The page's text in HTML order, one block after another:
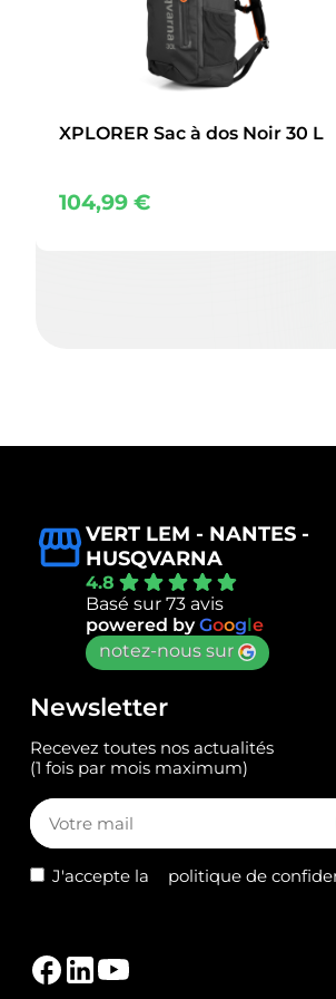
XPLORER Sac à dos Noir 30 L
104,99€
VERT LEM - NANTES -
HUSQVARNA
4.8
Basé sur 73 avis
powered byGoogle
notez-nous sur
Newsletter
Recevez toutes nos actualités
(1 fois par mois maximum)
J'accepte la politique de